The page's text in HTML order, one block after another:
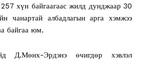
257 хүн байгаагаас жилд дунджаар 30
чанартай албадлагын арга хэмжээ
байгаа юм.
Д.Мөнх-Эрдэнэ өчигдөр хэвлэл